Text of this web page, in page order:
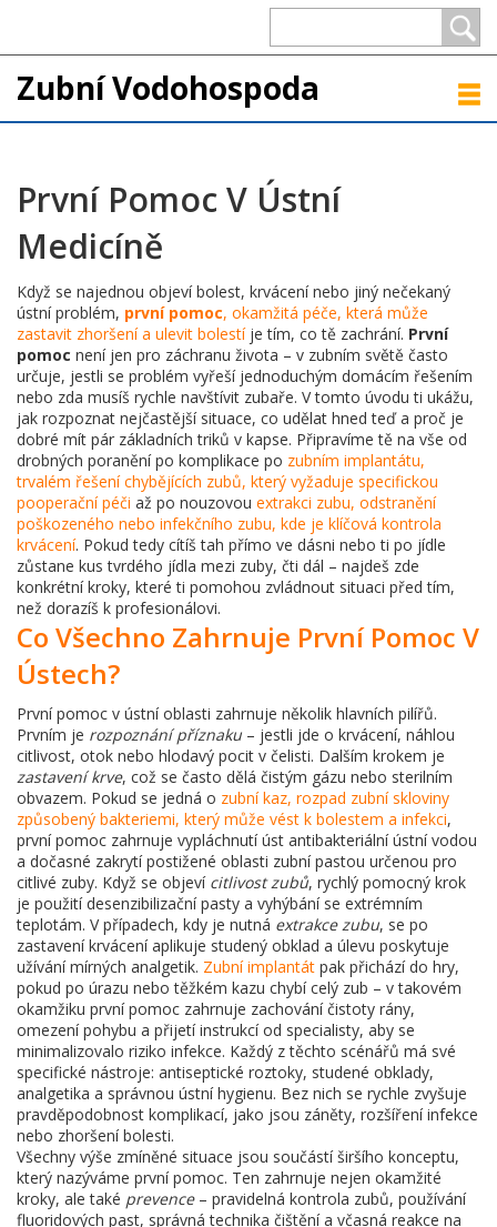
Zubní Vodohospoda
První Pomoc V Ústní
Medicíně
Když se najednou objeví bolest, krvácení nebo jiný nečekaný
ústní problém, první pomoc, okamžitá péče, která může
zastavit zhoršení a ulevit bolestíje tím, co tě zachrání. První
pomoc není jen pro záchranu života – v zubním světě často
určuje, jestli se problém vyřeší jednoduchým domácím řešením
nebo zda musíš rychle navštívit zubaře. V tomto úvodu ti ukážu,
jak rozpoznat nejčastější situace, co udělat hned teď a proč je
dobré mít pár základních triků v kapse. Připravíme tě na vše od
drobných poranění po komplikace po zubním implantátu,
trvalém řešení chybějících zubů, který vyžaduje specifickou
pooperační péči až po nouzovou extrakci zubu, odstranění
poškozeného nebo infekčního zubu, kde je klíčová kontrola
krvácení. Pokud tedy cítíš tah přímo ve dásni nebo ti po jídle
zůstane kus tvrdého jídla mezi zuby, čti dál – najdeš zde
konkrétní kroky, které ti pomohou zvládnout situaci před tím,
než dorazíš k profesionálovi.
Co Všechno Zahrnuje První Pomoc V
Ústech?
První pomoc v ústní oblasti zahrnuje několik hlavních pilířů.
Prvním je rozpoznání příznaku – jestli jde o krvácení, náhlou
citlivost, otok nebo hlodavý pocit v čelisti. Dalším krokem je
zastavení krve, což se často dělá čistým gázu nebo sterilním
obvazem. Pokud se jedná o zubní kaz, rozpad zubní skloviny
způsobený bakteriemi, který může vést k bolestem a infekci,
první pomoc zahrnuje vypláchnutí úst antibakteriální ústní vodou
a dočasné zakrytí postižené oblasti zubní pastou určenou pro
citlivé zuby. Když se objeví citlivost zubů, rychlý pomocný krok
je použití desenzibilizační pasty a vyhýbání se extrémním
teplotám. V případech, kdy je nutná extrakce zubu, se po
zastavení krvácení aplikuje studený obklad a úlevu poskytuje
užívání mírných analgetik. Zubní implantát pak přichází do hry,
pokud po úrazu nebo těžkém kazu chybí celý zub – v takovém
okamžiku první pomoc zahrnuje zachování čistoty rány,
omezení pohybu a přijetí instrukcí od specialisty, aby se
minimalizovalo riziko infekce. Každý z těchto scénářů má své
specifické nástroje: antiseptické roztoky, studené obklady,
analgetika a správnou ústní hygienu. Bez nich se rychle zvyšuje
pravděpodobnost komplikací, jako jsou záněty, rozšíření infekce
nebo zhoršení bolesti.
Všechny výše zmíněné situace jsou součástí širšího konceptu,
který nazýváme první pomoc. Ten zahrnuje nejen okamžité
kroky, ale také prevence– pravidelná kontrola zubů, používání
fluoridových past, správná technika čištění a včasná reakce na